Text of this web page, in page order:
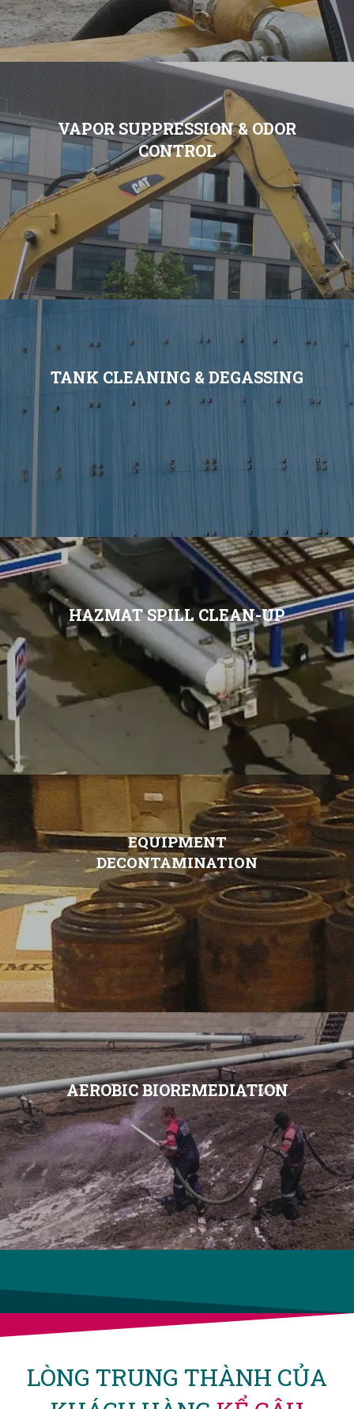
VAPOR SUPPRESSION & ODOR
CONTROL
TANK CLEANING & DEGASSING
HAZMAT SPILL CLEAN-UP
EQUIPMENT
DECONTAMINATION
AEROBIC BIOREMEDIATION
LÒNG TRUNG THÀNH CỦA